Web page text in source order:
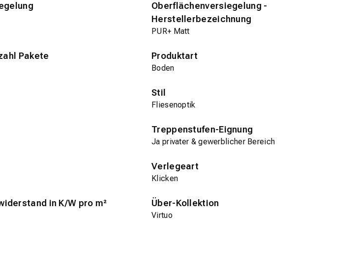
Oberflächenversiegelung -
Herstellerbezeichnung
PUR+ Matt
Pakete Produktart
Boden
Stil
Fliesenoptik
Treppenstufen-Eignung
Ja privater & gewerblicher Bereich
Verlegeart
Klicken
in K/W pro m² Über-Kollektion
Virtuo